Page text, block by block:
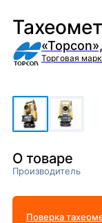
Торговая
О товаре
Производитель
Поверка